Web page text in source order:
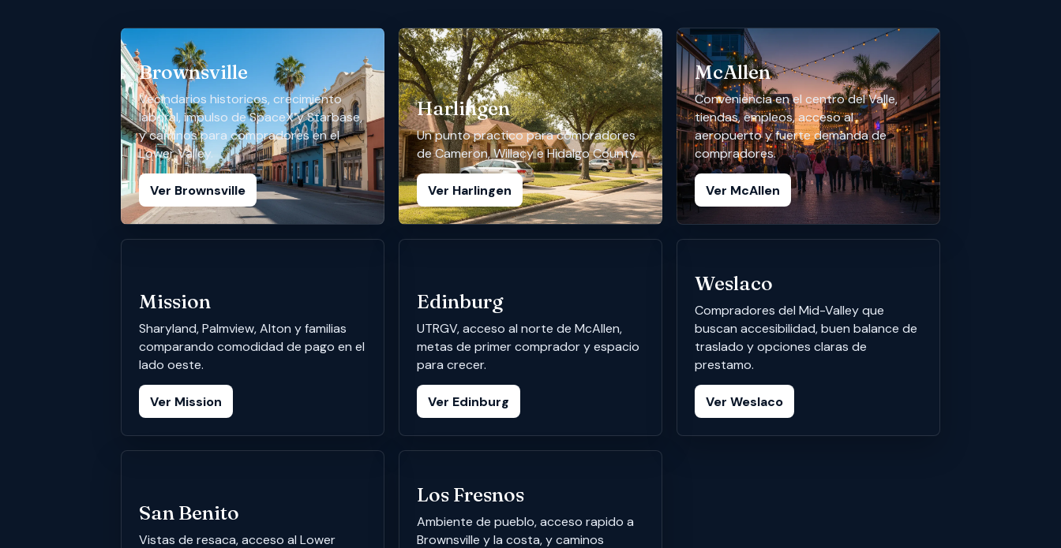
Brownsville
Vecindarios historicos, crecimiento
laboral, impulso de SpaceX y Starbase,
y caminos para compradores en el
Lower Valley.
Ver Brownsville
Harlingen
Un punto practico para compradores
de Cameron, Willacy e Hidalgo County.
Ver Harlingen
McAllen
Conveniencia en el centro del Valle,
tiendas, empleos, acceso al
aeropuerto y fuerte demanda de
compradores.
Ver McAllen
Mission
Sharyland, Palmview, Alton y familias
comparando comodidad de pago en el
lado oeste.
Ver Mission
Edinburg
UTRGV, acceso al norte de McAllen,
metas de primer comprador y espacio
para crecer.
Ver Edinburg
Weslaco
Compradores del Mid-Valley que
buscan accesibilidad, buen balance de
traslado y opciones claras de
prestamo.
Ver Weslaco
San Benito
Vistas de resaca, acceso al Lower
Los Fresnos
Ambiente de pueblo, acceso rapido a
Brownsville y la costa, y caminos